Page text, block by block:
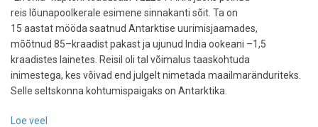
reis lõunapoolkerale esimene sinnakanti sõit. Ta on
15 aastat mööda saatnud Antarktise uurimisjaamades,
mõõtnud 85–kraadist pakast ja ujunud India ookeani –1,5
kraadistes lainetes. Reisil oli tal võimalus taaskohtuda
inimestega, kes võivad end julgelt nimetada maailmaränduriteks.
Selle seltskonna kohtumispaigaks on Antarktika.
Loe veel